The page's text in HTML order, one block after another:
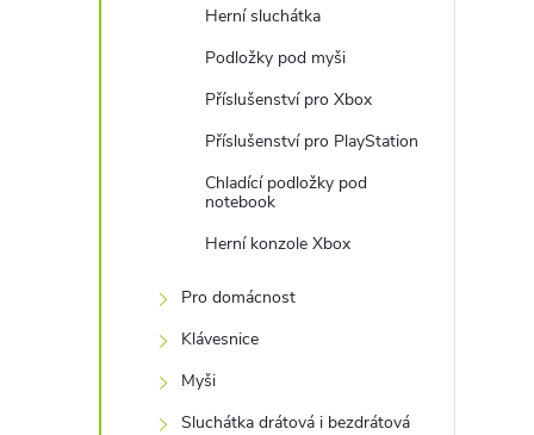
Herní sluchátka
Podložky pod myši
Příslušenství pro Xbox
Příslušenství pro PlayStation
Chladící podložky pod
notebook
Herní konzole Xbox
Pro domácnost
Klávesnice
Myši
Sluchátka drátová i bezdrátová